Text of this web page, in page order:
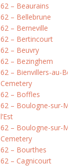
62 – Beaurains
62 – Bellebrune
62 – Berneville
62 – Bertincourt
62 – Beuvry
62 – Bezinghem
62 – Bienvillers-au-
Cemetery
62 – Boffles
62 – Boulogne-sur-
l’Est
62 – Boulogne-sur-
Cemetery
62 – Bourthes
62 – Cagnicourt